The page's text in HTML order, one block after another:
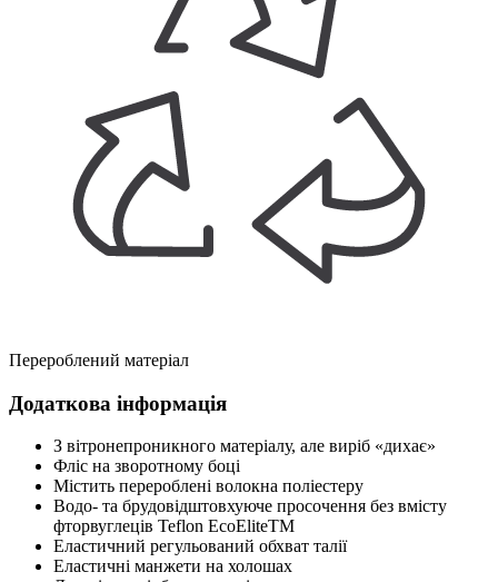
Перероблений матеріал
Додаткова інформація
З вітронепроникного матеріалу, але виріб «дихає»
Фліс на зворотному боці
Містить перероблені волокна поліестеру
Водо- та брудовідштовхуюче просочення без вмісту
фторвуглеців Teflon EcoEliteTM
Еластичний регульований обхват талії
Еластичні манжети на холошах